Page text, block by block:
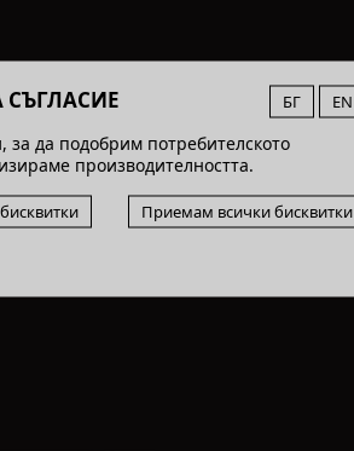
БГ EN
за да подобрим потребителското
производителността.
Приемам всички бисквитки